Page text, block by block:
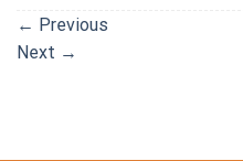
← Previous
Next →